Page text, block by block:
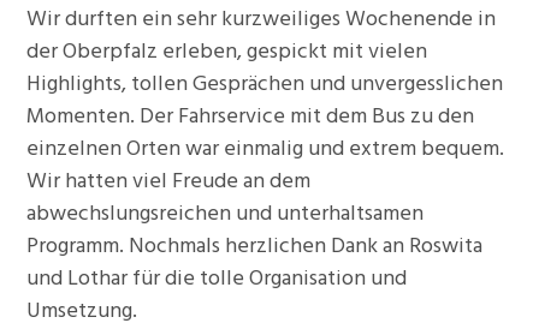
Wir durften ein sehr kurzweiliges Wochenende in
der Oberpfalz erleben, gespickt mit vielen
Highlights, tollen Gesprächen und unvergesslichen
Momenten. Der Fahrservice mit dem Bus zu den
einzelnen Orten war einmalig und extrem bequem.
Wir hatten viel Freude an dem
abwechslungsreichen und unterhaltsamen
Programm. Nochmals herzlichen Dank an Roswita
und Lothar für die tolle Organisation und
Umsetzung.